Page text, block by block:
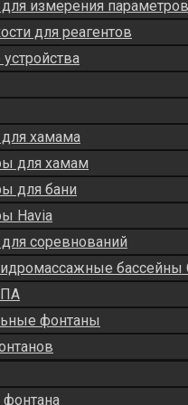
измерения
для реагентов
хамама
для хамам
для бани
Havia
соревнований
фонтаны
фонтана